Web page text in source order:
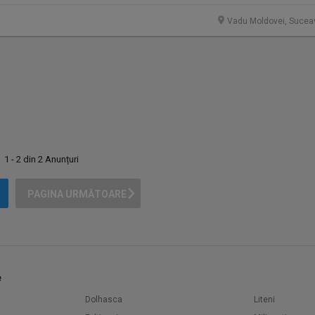
Vadu Moldovei,
1 - 2 din 2 Anunțuri
PAGINA URMĂTOARE
Dolhasca
Liteni